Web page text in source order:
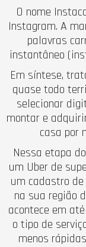
O nome
Instagram. A
palavras
instantâneo
Em síntese,
quase todo
selecionar
montar e
casa por
Nessa etapa
um Uber de
um cadastro
na sua região
acontece em
o tipo de
menos